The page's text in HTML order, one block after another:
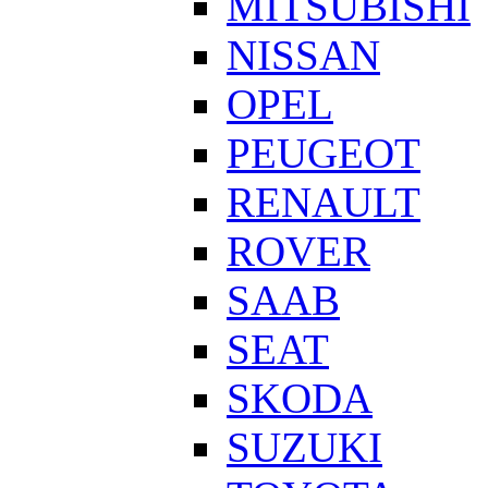
NISSAN
OPEL
PEUGEOT
RENAULT
ROVER
SAAB
SEAT
SKODA
SUZUKI